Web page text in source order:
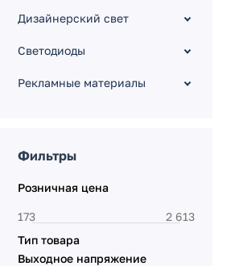
Серия OMALI [Zigbee,
сенсор]
Серия PERIO
Серия TENDO
TENDO Розетки
Серия VERSA
Серия XSILO
Дизайнерский свет
Светодиоды
Рекламные материалы
Фильтры
Розничная цена
Тип товара
Выходное напряжение